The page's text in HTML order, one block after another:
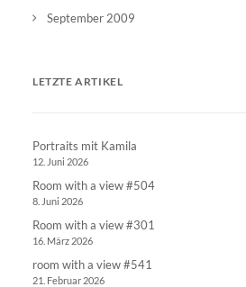
September 2009
LETZTE ARTIKEL
Portraits mit Kamila
12. Juni 2026
Room with a view #504
8. Juni 2026
Room with a view #301
16. März 2026
room with a view #541
21. Februar 2026